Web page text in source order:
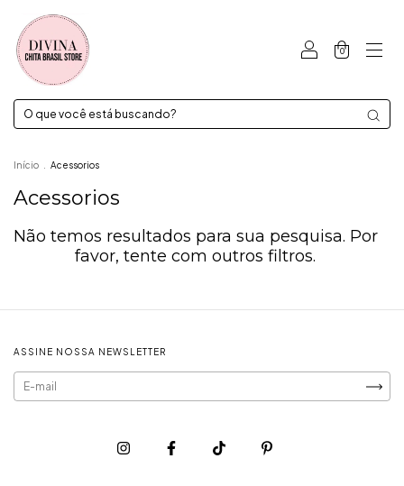
0
Início Acessorios
Acessorios
Não temos resultados para sua pesquisa. Por
favor, tente com outros filtros.
ASSINE NOSSA NEWSLETTER